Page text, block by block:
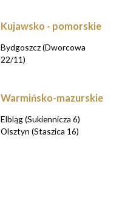
Kujawsko - pomorskie
Bydgoszcz (Dworcowa
22/11)
Warmińsko-mazurskie
Elbląg (Sukiennicza 6)
Olsztyn (Staszica 16)